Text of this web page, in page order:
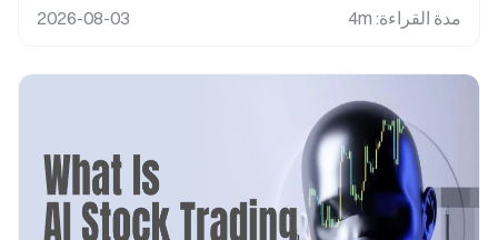
مدة القراءة:
4m
2026-08-03